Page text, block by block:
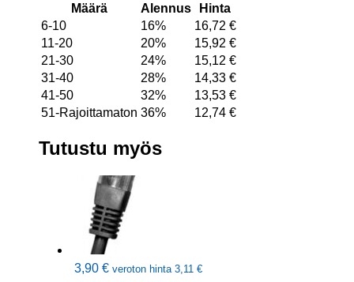
Määrä
Alennus
Hinta
6-10
16% 16,72 €
11-20
20% 15,92 €
21-30
24% 15,12 €
31-40
28% 14,33 €
41-50
32% 13,53 €
51-Rajoittamaton 36% 12,74 €
Tutustu myös
3,90 € veroton hinta 3,11 €